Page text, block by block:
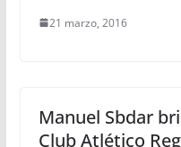
21 marzo, 2016
Manuel Sbdar
Club Atlético